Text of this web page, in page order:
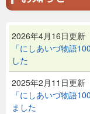
2026年4月16日更新
「にしあいづ物語
した
2025年2月11日更新
「にしあいづ物語
ました